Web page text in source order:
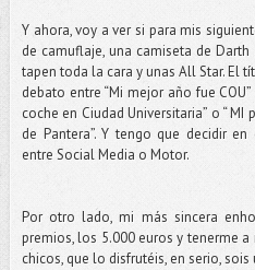
Y ahora, voy a ver si para mis
de camuflaje, una camiseta de Darth
tapen toda la cara y unas All Star. El
debato entre “Mi mejor año fue
coche en Ciudad Universitaria” o “
de Pantera”. Y tengo que decidir
entre Social Media o Motor.
Por otro lado, mi más sincera
premios, los 5.000 euros y tenerme
chicos, que lo disfrutéis, en serio, sois